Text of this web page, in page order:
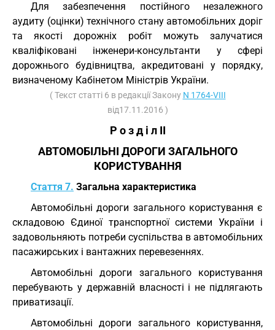
Для забезпечення постійного незалежного
аудиту (оцінки) технічного стану автомобільних доріг
та якості дорожніх робіт можуть залучатися
кваліфіковані інженери-консультанти у сфері
дорожнього будівництва, акредитовані у порядку,
визначеному Кабінетом Міністрів України.
( Текст статті 6 в редакції Закону N 1764-VIII
від17.11.2016 )
Р о з д і л II
АВТОМОБІЛЬНІ ДОРОГИ ЗАГАЛЬНОГО
КОРИСТУВАННЯ
Стаття 7. Загальна характеристика
Автомобільні дороги загального користування є
складовою Єдиної транспортної системи України і
задовольняють потреби суспільства в автомобільних
пасажирських і вантажних перевезеннях.
Автомобільні дороги загального користування
перебувають у державній власності і не підлягають
приватизації.
Автомобільні дороги загального користування,